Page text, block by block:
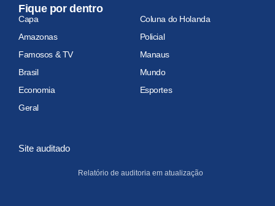
Fique por dentro
Capa
Coluna do Holanda
Amazonas
Policial
Famosos & TV
Manaus
Brasil
Mundo
Economia
Esportes
Geral
Site auditado
Relatório de auditoria em atualização